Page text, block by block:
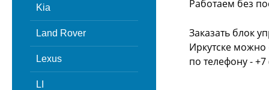
Kia
Land Rover
Lexus
LI
Работаем без
Заказать блок
Иркутске можно
по телефону -